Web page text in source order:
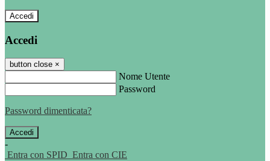
Accedi
Accedi
button close ×
Nome Utente
Password
Password dimenticata?
-
Entra con SPID Entra con CIE